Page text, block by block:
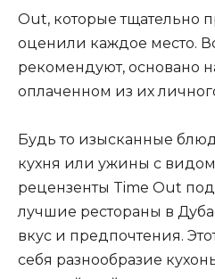
Out, которые тщательно
оценили каждое место.
рекомендуют, основано
оплаченном из их
Будь то изысканные
кухня или ужины с видом
рецензенты Time Out
лучшие рестораны в
вкус и предпочтения.
себя разнообразие